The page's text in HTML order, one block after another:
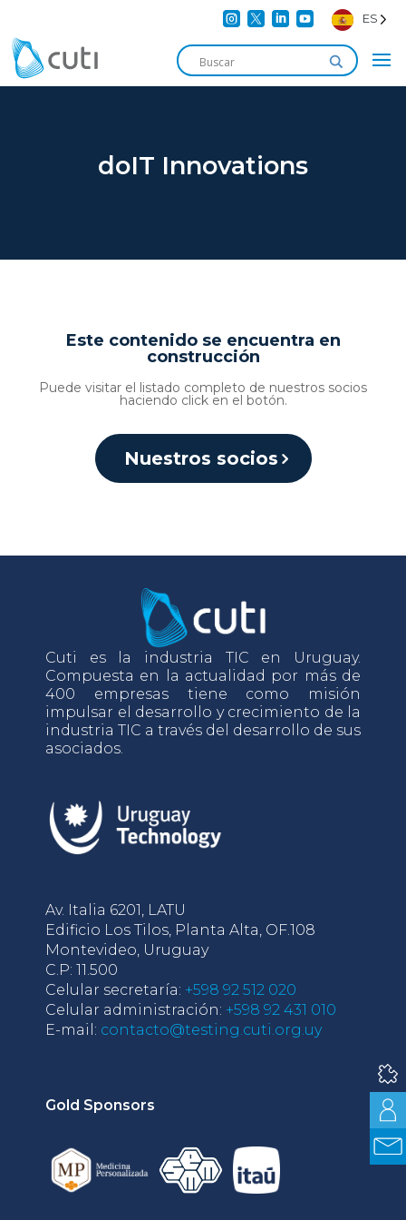
    ES
doIT Innovations
Este contenido se encuentra en
construcción
Puede visitar el listado completo de nuestros socios
haciendo click en el botón.
Nuestros socios
Cuti es la industria TIC en Uruguay.
Compuesta en la actualidad por más de
400 empresas tiene como misión
impulsar el desarrollo y crecimiento de la
industria TIC a través del desarrollo de sus
asociados.
Av. Italia 6201, LATU
Edificio Los Tilos, Planta Alta, OF.108
Montevideo, Uruguay
C.P: 11.500
Celular secretaría: +598 92 512 020
Celular administración: +598 92 431 010
E-mail: contacto@testing.cuti.org.uy
Gold Sponsors